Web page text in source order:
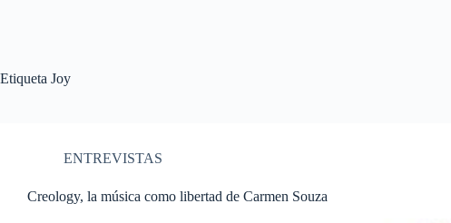
Etiqueta Joy
ENTREVISTAS
Creology, la música como libertad de Carmen Souza